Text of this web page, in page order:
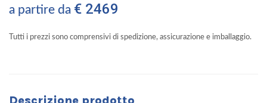
a partire da € 2469
Tutti i prezzi sono comprensivi di spedizione, assicurazione e imballaggio.